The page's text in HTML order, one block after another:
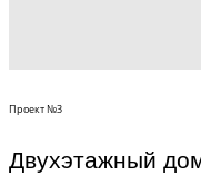
Проект №3
Двухэтажный